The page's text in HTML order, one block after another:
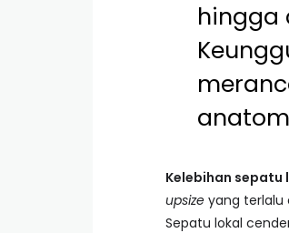
hingga
Kelebihan
upsize yang terlalu
Sepatu lokal